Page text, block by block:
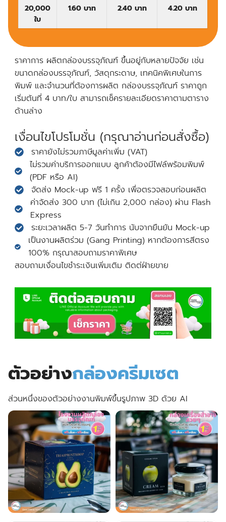
20,000
ใบ
1.60 บาท 2.40 บาท 4.20 บาท
ราคาการ ผลิตกล่องบรรจุภัณฑ์ ขึ้นอยู่กับหลายปัจจัย เช่น
ขนาดกล่องบรรจุภัณฑ์, วัสดุกระดาษ, เทคนิคพิเศษในการ
พิมพ์ และจำนวนที่ต้องการผลิต กล่องบรรจุภัณฑ์ ราคาถูก
เริ่มต้นที่ 4 บาท/ใบ สามารถเช็ครายละเอียดราคาตามตาราง
ด้านล่าง
เงื่อนไขโปรโมชั่น (กรุณาอ่านก่อนสั่งซื้อ)
ราคายังไม่รวมภาษีมูลค่าเพิ่ม (VAT)
ไม่รวมค่าบริการออกแบบ ลูกค้าต้องมีไฟล์พร้อมพิมพ์
(PDF หรือ AI)
จัดส่ง Mock-up ฟรี 1 ครั้ง เพื่อตรวจสอบก่อนผลิต
ค่าจัดส่ง 300 บาท (ไม่เกิน 2,000 กล่อง) ผ่าน Flash
Express
ระยะเวลาผลิต 5-7 วันทำการ นับจากยืนยัน Mock-up
เป็นงานผลิตร่วม (Gang Printing) หากต้องการสีตรง
100% กรุณาสอบถามราคาพิเศษ
สอบถามเงื่อนไขชำระเงินเพิ่มเติม ติดต่ฝ่ายขาย
ตัวอย่างกล่องครีมเซต
ส่วนหนึ่งของตัวอย่างงานพิมพ์ขึ้นรูปภาพ 3D ด้วย AI